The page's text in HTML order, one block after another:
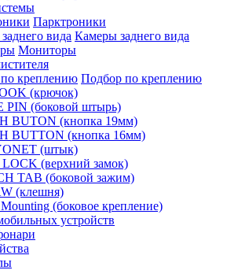
Парктроники
Камеры заднего вида
Мониторы
Подбор по креплению
(крючок)
PIN (боковой штырь)
BUTON (кнопка 19мм)
BUTTON (кнопка 16мм)
(штык)
LOCK (верхний замок)
TAB (боковой зажим)
(клешня)
(боковое крепление)
устройств